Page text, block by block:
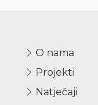
O nama
Projekti
Natječaji